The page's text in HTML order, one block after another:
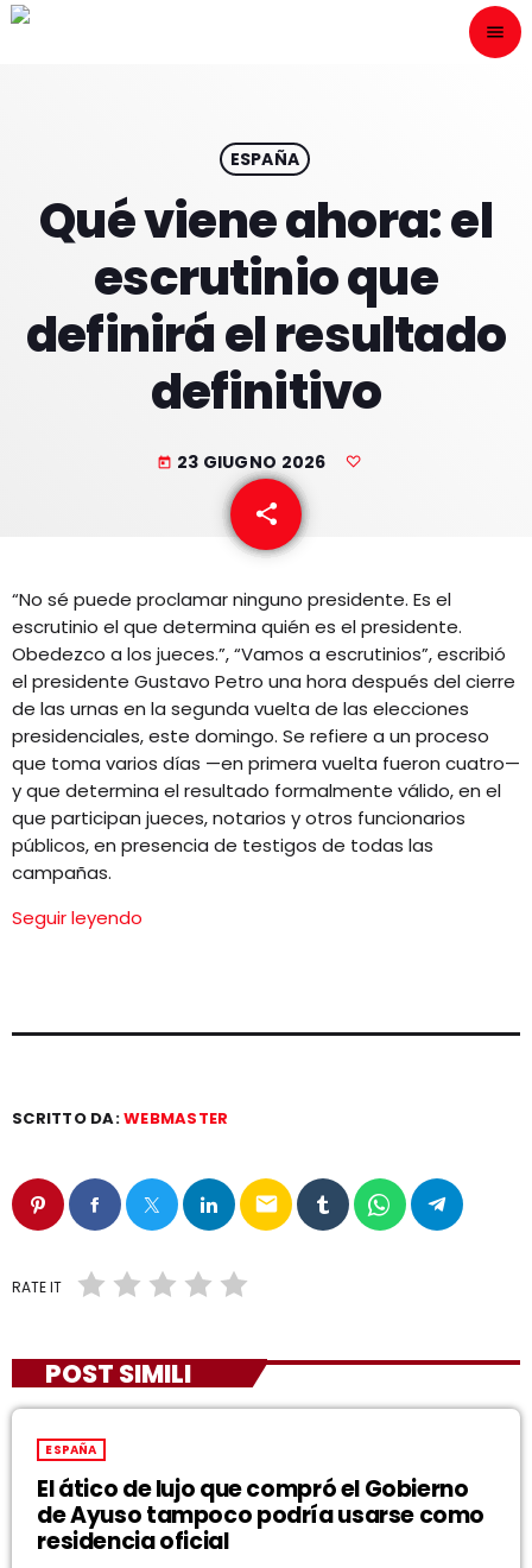
menu
play_arrow
NUESTRAS FRECUENCIAS
NOTICIAS
CONTACTO
ESPAÑA
Qué viene ahora: el
escrutinio que
definirá el resultado
definitivo
today 23 GIUGNO 2026
share
email
“No sé puede proclamar ninguno presidente. Es el
escrutinio el que determina quién es el presidente.
Obedezco a los jueces.”, “Vamos a escrutinios”, escribió
el presidente Gustavo Petro una hora después del cierre
de las urnas en la segunda vuelta de las elecciones
presidenciales, este domingo. Se refiere a un proceso
que toma varios días —en primera vuelta fueron cuatro—
y que determina el resultado formalmente válido, en el
que participan jueces, notarios y otros funcionarios
públicos, en presencia de testigos de todas las
campañas.
Seguir leyendo
SCRITTO DA:WEBMASTER
email
RATE IT
POST SIMILI
ESPAÑA
El ático de lujo que compró el Gobierno
de Ayuso tampoco podría usarse como
residencia oficial